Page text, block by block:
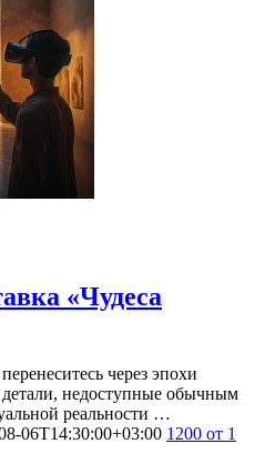
«Чудеса
через эпохи
недоступные обычным
реальности …
06T14:30:00+03:00 1200 от 1